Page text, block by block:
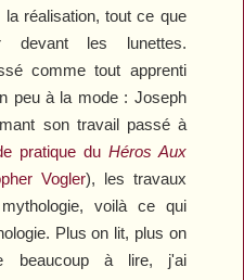
réalisation, tout ce que
les lunettes.
comme tout apprenti
peu à la mode : Joseph
son travail passé à
pratique du Héros Aux
Vogler), les travaux
voilà ce qui
Plus on lit, plus on
beaucoup à lire, j'ai